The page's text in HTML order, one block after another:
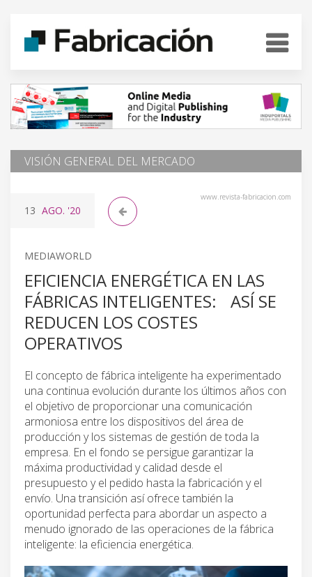
VISIÓN GENERAL DEL MERCADO
www.revista-fabricacion.com
13 AGO. '20
MEDIAWORLD
EFICIENCIA ENERGÉTICA EN LAS
FÁBRICAS INTELIGENTES: ASÍ SE
REDUCEN LOS COSTES
OPERATIVOS
El concepto de fábrica inteligente ha experimentado
una continua evolución durante los últimos años con
el objetivo de proporcionar una comunicación
armoniosa entre los dispositivos del área de
producción y los sistemas de gestión de toda la
empresa. En el fondo se persigue garantizar la
máxima productividad y calidad desde el
presupuesto y el pedido hasta la fabricación y el
envío. Una transición así ofrece también la
oportunidad perfecta para abordar un aspecto a
menudo ignorado de las operaciones de la fábrica
inteligente: la eficiencia energética.